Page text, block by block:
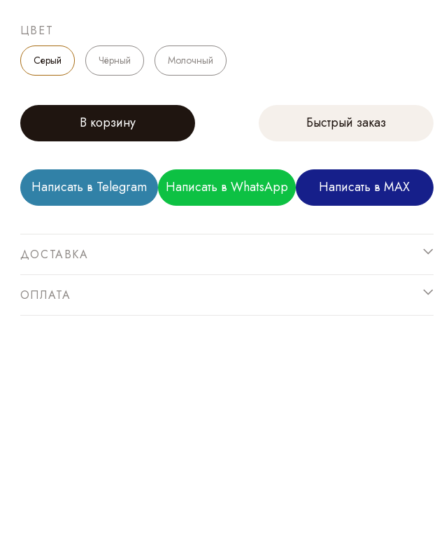
ЦВЕТ
Серый Чёрный Молочный
В корзину Быстрый заказ
Написать в Telegram Написать в WhatsApp Написать в MAX
ДОСТАВКА
ОПЛАТА